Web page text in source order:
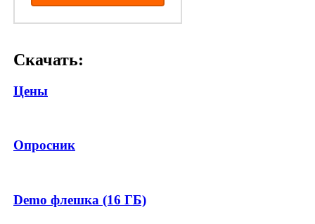
Скачать:
Цены
Опросник
Demo флешка (16 ГБ)